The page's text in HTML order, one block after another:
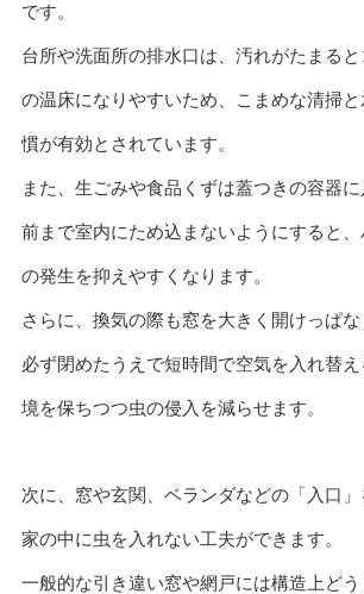
です。
台所や洗面所の排水口は、汚れがたまると
の温床になりやすいため、こまめな清掃
慣が有効とされています。
また、生ごみや食品くずは蓋つきの容器
前まで室内にため込まないようにすると、
の発生を抑えやすくなります。
さらに、換気の際も窓を大きく開けっぱ
必ず閉めたうえで短時間で空気を入れ替
境を保ちつつ虫の侵入を減らせます。
次に、窓や玄関、ベランダなどの「入口」
家の中に虫を入れない工夫ができます。
一般的な引き違い窓や網戸には構造上ど